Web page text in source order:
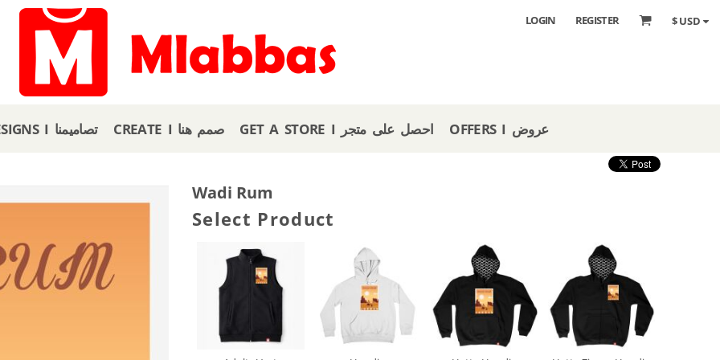
LOGIN REGISTER $USD
OUR DESIGNS I تصاميمنا CREATE I صمم هنا GET A STORE I احصل على متجر OFFERS I عروض
Wadi Rum
Select Product